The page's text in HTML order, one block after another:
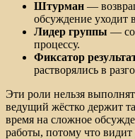
Штурман —
обсуждение уходит
Лидер группы —
процессу.
Фиксатор
растворялись в
Эти роли нельзя
ведущий жёстко держит
время на сложное
работы, потому что видит